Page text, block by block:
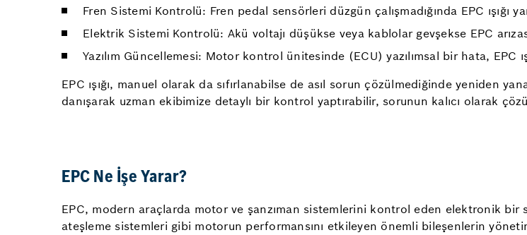
Fren Sistemi Kontrolü: Fren pedal sensörleri düzgün çalışmadığında EPC ışığı
Elektrik Sistemi Kontrolü: Akü voltajı düşükse veya kablolar gevşekse EPC
Yazılım Güncellemesi: Motor kontrol ünitesinde (ECU) yazılımsal bir hata, EPC
EPC ışığı, manuel olarak da sıfırlanabilse de asıl sorun çözülmediğinde yeniden
danışarak uzman ekibimize detaylı bir kontrol yaptırabilir, sorunun kalıcı olarak
EPC Ne İşe Yarar?
EPC, modern araçlarda motor ve şanzıman sistemlerini kontrol eden elektronik bir
ateşleme sistemleri gibi motorun performansını etkileyen önemli bileşenlerin